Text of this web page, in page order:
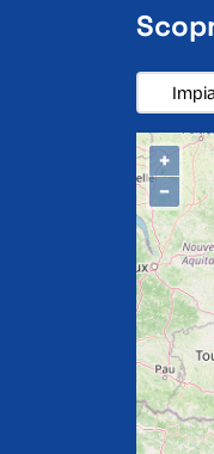
+
−